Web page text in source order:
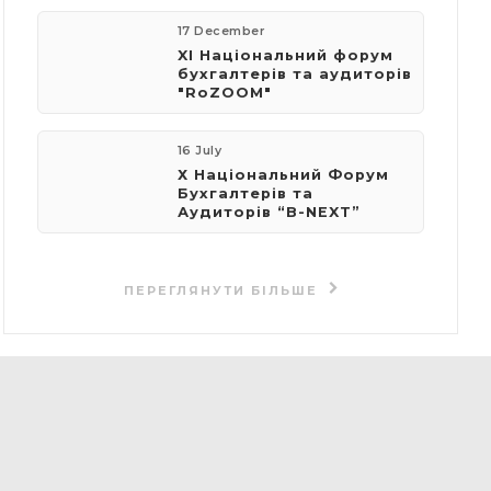
17 December
XI Національний форум
бухгалтерів та аудиторів
"RoZOOM"
16 July
Х Національний Форум
Бухгалтерів та
Аудиторів “B-NEXT”
ПЕРЕГЛЯНУТИ БІЛЬШЕ